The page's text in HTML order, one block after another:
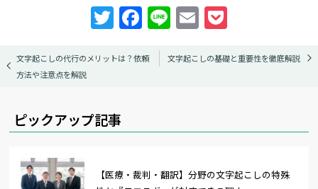
T
w
itt
F
a
c
o
k
Li
n
e
E
m
ai c
文字起こしの代行のメリットは？依頼
方法や注意点を解説
文字起こしの基礎と重要性を徹底解説
ピックアップ記事
【医療・裁判・翻訳】分野の文字起こしの特殊